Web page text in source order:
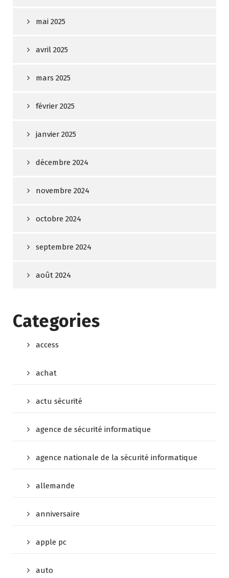
mai 2025
avril 2025
mars 2025
février 2025
janvier 2025
décembre 2024
novembre 2024
octobre 2024
septembre 2024
août 2024
Categories
access
achat
actu sécurité
agence de sécurité informatique
agence nationale de la sécurité informatique
allemande
anniversaire
apple pc
auto